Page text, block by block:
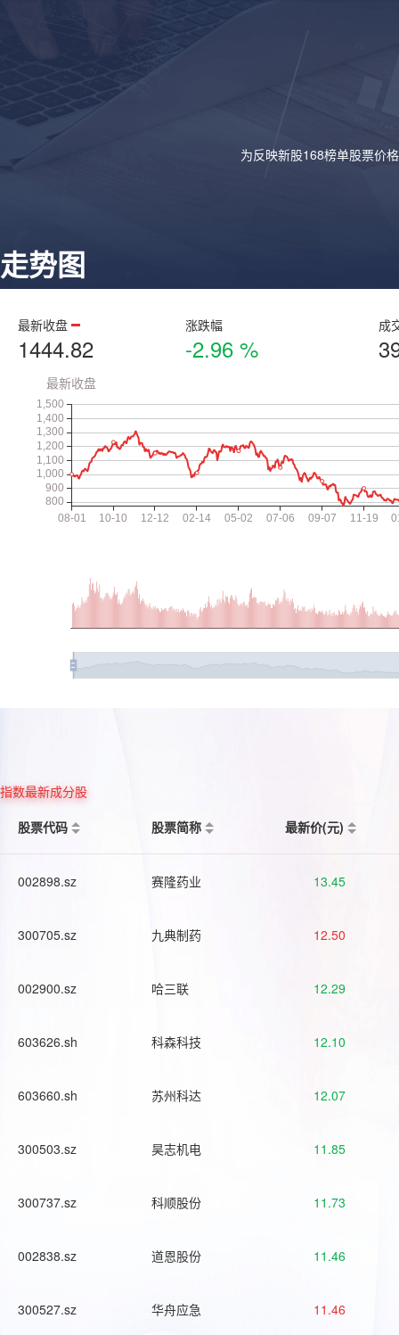
为反映新股168榜单股票价
走势图
最新收盘
1444.82
涨跌幅
-2.96 %
成
指数最新成分股
股票代码
股票简称 最新价(元)
002898.sz 赛隆药业 13.45
300705.sz 九典制药 12.50
002900.sz 哈三联 12.29
603626.sh 科森科技 12.10
603660.sh 苏州科达 12.07
300503.sz 昊志机电 11.85
300737.sz 科顺股份 11.73
002838.sz 道恩股份 11.46
300527.sz 华舟应急 11.46